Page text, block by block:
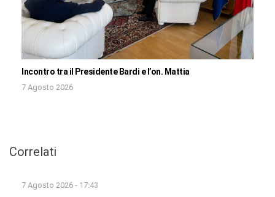
Incontro tra il Presidente Bardi e l’on. Mattia
7 Agosto 2026
Correlati
7 Agosto 2026 - 17:43